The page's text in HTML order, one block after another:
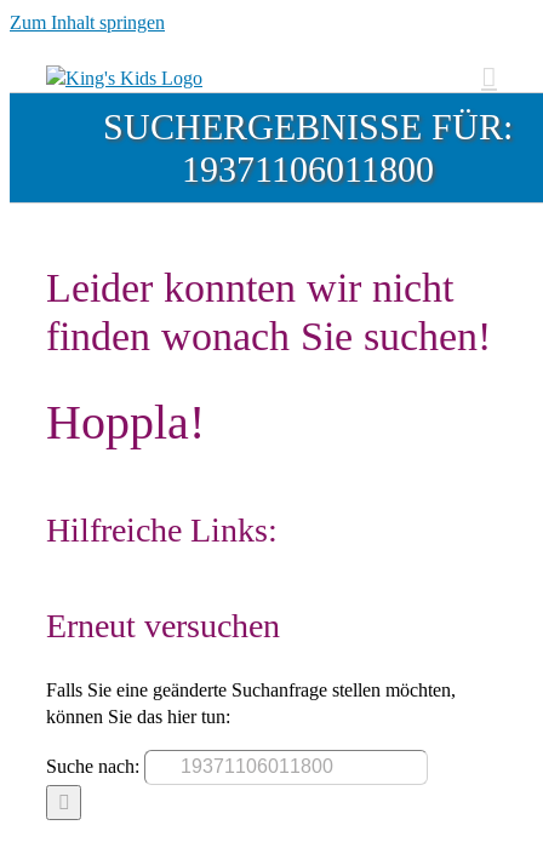
Zum Inhalt springen
SUCHERGEBNISSE FÜR:
19371106011800
Leider konnten wir nicht
finden wonach Sie suchen!
Hoppla!
Hilfreiche Links:
Erneut versuchen
Falls Sie eine geänderte Suchanfrage stellen möchten,
können Sie das hier tun:
Suche nach: